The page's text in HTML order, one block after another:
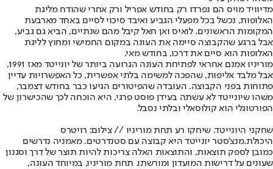
מדיוויד מויס הם נפרדו רק בחודש אפריל ורק אחרי שהודח מליגת
האלופות, נכשל בכל מפעלי הגביע ואיבד סיכוי לסיים באחד מארבעת
המקומות הראשונים. לואיס ואן חאל קיבל מהם שנתיים, הביא גם גביע,
אבל ברגע שהקבוצה סיימה את העונה במקום החמישי ומחוץ לליגת
האלופות הוא סיים את דרכו, בחודש מאי.
מוריניו אמנם אחראי לפתיחת העונה הגרועה ביותר של יונייטד מאז 1991,
אבל מלבד אליפות, שהפכה למשימה בלתי אפשרית, כל האפשרויות עדיין
פתוחות בפני הקבוצה. העובדה שהפיטורים הגיעו כבר בחודש דצמבר,
משהו שיונייטד לא עשתה בעידן פוסט פרגי, היא הוכחה לכך שהכישרון של
הפורטוגלי הוא קולוסאלי ובלתי נסבל.
שחקני היונייטד. שיחקו רע תחת מוריניו // צילום: רויטרס
היכולת.מנצ'סטר יונייטד היא קבוצה עם סטנדרטים. מאמניה נדרשים
כמובן לספק תוצאות, והתוצאות האלה צריכות להיות תוצר של דרך וסגנון
שעונים על דרישות המועדון ומורשתו. תחת מוריניו, במיוחד העונה,